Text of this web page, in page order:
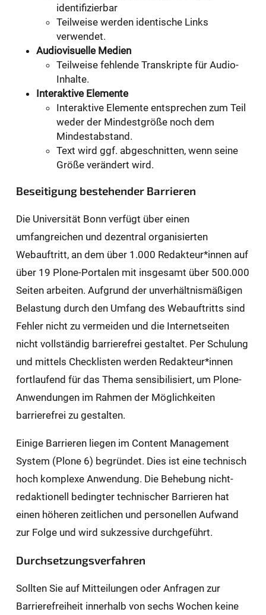
identifizierbar
Teilweise werden identische Links
verwendet.
Audiovisuelle Medien
Teilweise fehlende Transkripte für Audio-
Inhalte.
Interaktive Elemente
Interaktive Elemente entsprechen zum Teil
weder der Mindestgröße noch dem
Mindestabstand.
Text wird ggf. abgeschnitten, wenn seine
Größe verändert wird.
Beseitigung bestehender Barrieren
Die Universität Bonn verfügt über einen
umfangreichen und dezentral organisierten
Webauftritt, an dem über 1.000 Redakteur*innen auf
über 19 Plone-Portalen mit insgesamt über 500.000
Seiten arbeiten. Aufgrund der unverhältnismäßigen
Belastung durch den Umfang des Webauftritts sind
Fehler nicht zu vermeiden und die Internetseiten
nicht vollständig barrierefrei gestaltet. Per Schulung
und mittels Checklisten werden Redakteur*innen
fortlaufend für das Thema sensibilisiert, um Plone-
Anwendungen im Rahmen der Möglichkeiten
barrierefrei zu gestalten.
Einige Barrieren liegen im Content Management
System (Plone 6) begründet. Dies ist eine technisch
hoch komplexe Anwendung. Die Behebung nicht-
redaktionell bedingter technischer Barrieren hat
einen höheren zeitlichen und personellen Aufwand
zur Folge und wird sukzessive durchgeführt.
Durchsetzungsverfahren
Sollten Sie auf Mitteilungen oder Anfragen zur
Barrierefreiheit innerhalb von sechs Wochen keine